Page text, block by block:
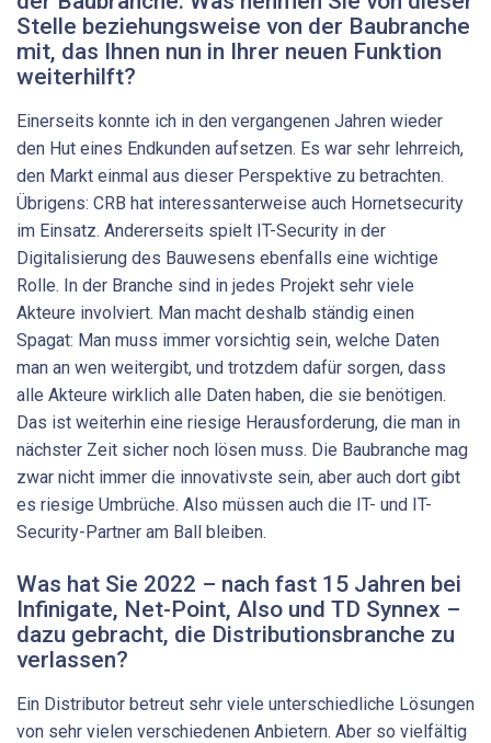
Stelle beziehungsweise von der Baubranche
mit, das Ihnen nun in Ihrer neuen Funktion
weiterhilft?
Einerseits konnte ich in den vergangenen Jahren wieder
den Hut eines Endkunden aufsetzen. Es war sehr lehrreich,
den Markt einmal aus dieser Perspektive zu betrachten.
Übrigens: CRB hat interessanterweise auch Hornetsecurity
im Einsatz. Andererseits spielt IT-Security in der
Digitalisierung des Bauwesens ebenfalls eine wichtige
Rolle. In der Branche sind in jedes Projekt sehr viele
Akteure involviert. Man macht deshalb ständig einen
Spagat: Man muss immer vorsichtig sein, welche Daten
man an wen weitergibt, und trotzdem dafür sorgen, dass
alle Akteure wirklich alle Daten haben, die sie benötigen.
Das ist weiterhin eine riesige Herausforderung, die man in
nächster Zeit sicher noch lösen muss. Die Baubranche mag
zwar nicht immer die innovativste sein, aber auch dort gibt
es riesige Umbrüche. Also müssen auch die IT- und IT-
Security-Partner am Ball bleiben.
Was hat Sie 2022 – nach fast 15 Jahren bei
Infinigate, Net-Point, Also und TD Synnex –
dazu gebracht, die Distributionsbranche zu
verlassen?
Ein Distributor betreut sehr viele unterschiedliche Lösungen
von sehr vielen verschiedenen Anbietern. Aber so vielfältig